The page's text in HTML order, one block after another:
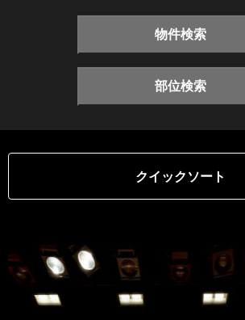
物件検索
部位検索
クイックソート